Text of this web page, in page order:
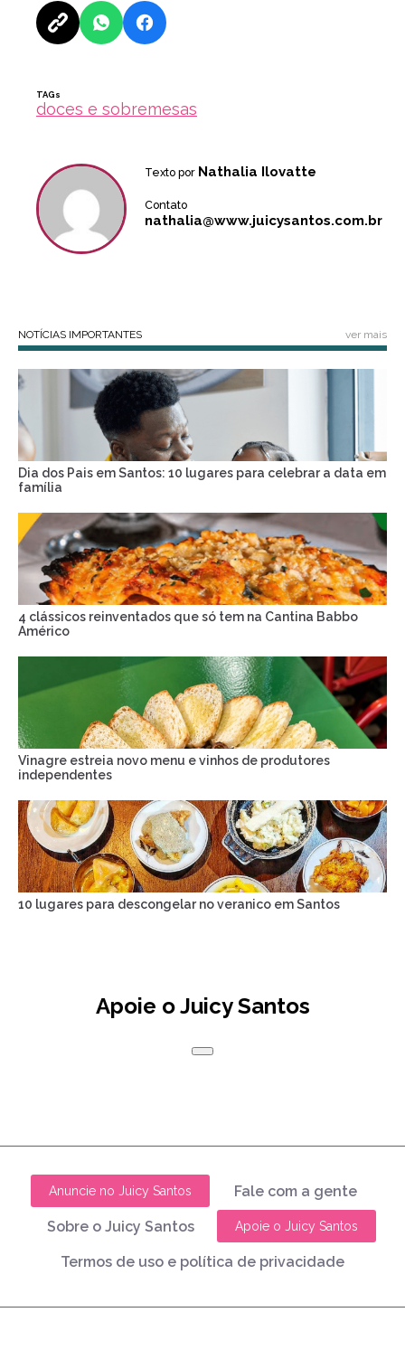
TAGs
doces e sobremesas
Texto por Nathalia Ilovatte
Contato
nathalia@www.juicysantos.com.br
NOTÍCIAS IMPORTANTES ver mais
Dia dos Pais em Santos: 10 lugares para celebrar a data em
família
4 clássicos reinventados que só tem na Cantina Babbo
Américo
Vinagre estreia novo menu e vinhos de produtores
independentes
10 lugares para descongelar no veranico em Santos
Apoie o Juicy Santos
Anuncie no Juicy Santos Fale com a gente
Sobre o Juicy Santos Apoie o Juicy Santos
Termos de uso e política de privacidade